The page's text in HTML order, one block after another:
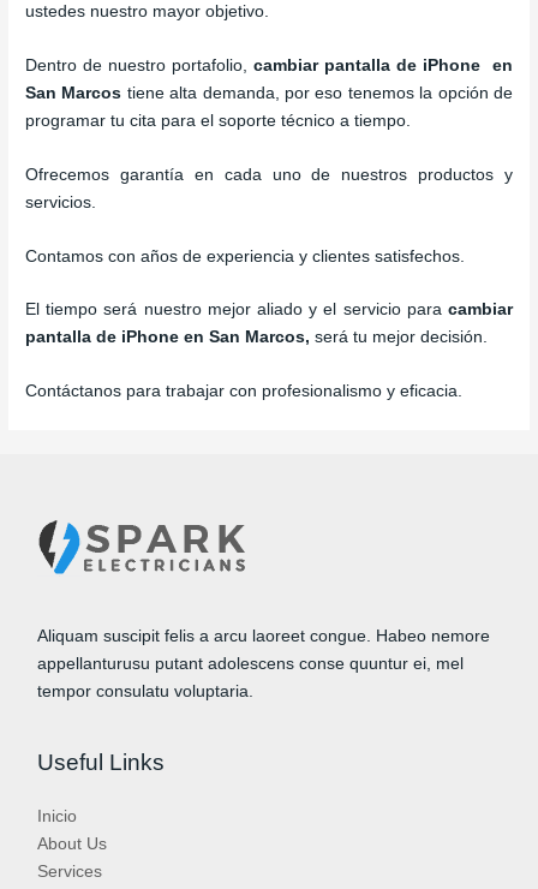
ustedes nuestro mayor objetivo.
Dentro de nuestro portafolio,cambiar pantalla de iPhoneen
San Marcos tiene alta demanda, por eso tenemos la opción de
programar tu cita para el soporte técnico a tiempo.
Ofrecemos garantía en cada uno de nuestros productos y
servicios.
Contamos con años de experiencia y clientes satisfechos.
El tiempo será nuestro mejor aliado y el servicio para cambiar
pantalla de iPhone en San Marcos,será tu mejor decisión.
Contáctanos para trabajar con profesionalismo y eficacia.
Aliquam suscipit felis a arcu laoreet congue. Habeo nemore
appellanturusu putant adolescens conse quuntur ei, mel
tempor consulatu voluptaria.
Useful Links
Inicio
About Us
Services